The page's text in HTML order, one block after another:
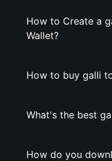
How to Create a
Wallet?
How to buy galli
What's the best
How do you